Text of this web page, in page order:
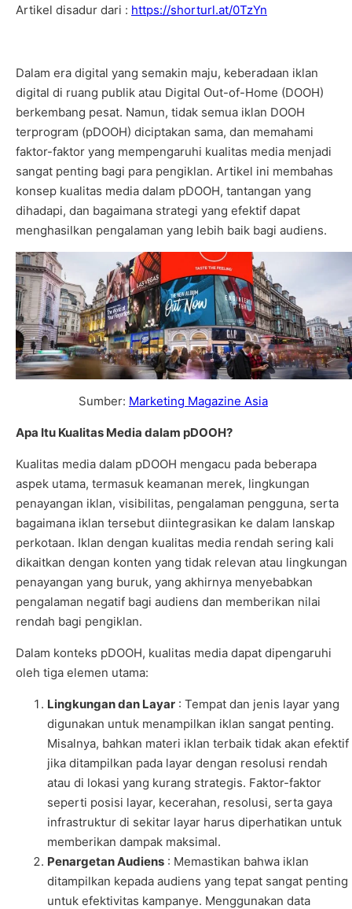
Artikel disadur dari : https://shorturl.at/0TzYn
Dalam era digital yang semakin maju, keberadaan iklan
digital di ruang publik atau Digital Out-of-Home (DOOH)
berkembang pesat. Namun, tidak semua iklan DOOH
terprogram (pDOOH) diciptakan sama, dan memahami
faktor-faktor yang mempengaruhi kualitas media menjadi
sangat penting bagi para pengiklan. Artikel ini membahas
konsep kualitas media dalam pDOOH, tantangan yang
dihadapi, dan bagaimana strategi yang efektif dapat
menghasilkan pengalaman yang lebih baik bagi audiens.
Sumber: Marketing Magazine Asia
Apa Itu Kualitas Media dalam pDOOH?
Kualitas media dalam pDOOH mengacu pada beberapa
aspek utama, termasuk keamanan merek, lingkungan
penayangan iklan, visibilitas, pengalaman pengguna, serta
bagaimana iklan tersebut diintegrasikan ke dalam lanskap
perkotaan. Iklan dengan kualitas media rendah sering kali
dikaitkan dengan konten yang tidak relevan atau lingkungan
penayangan yang buruk, yang akhirnya menyebabkan
pengalaman negatif bagi audiens dan memberikan nilai
rendah bagi pengiklan.
Dalam konteks pDOOH, kualitas media dapat dipengaruhi
oleh tiga elemen utama:
Lingkungan dan Layar : Tempat dan jenis layar yang
digunakan untuk menampilkan iklan sangat penting.
Misalnya, bahkan materi iklan terbaik tidak akan efektif
jika ditampilkan pada layar dengan resolusi rendah
atau di lokasi yang kurang strategis. Faktor-faktor
seperti posisi layar, kecerahan, resolusi, serta gaya
infrastruktur di sekitar layar harus diperhatikan untuk
memberikan dampak maksimal.
Penargetan Audiens : Memastikan bahwa iklan
ditampilkan kepada audiens yang tepat sangat penting
untuk efektivitas kampanye. Menggunakan data